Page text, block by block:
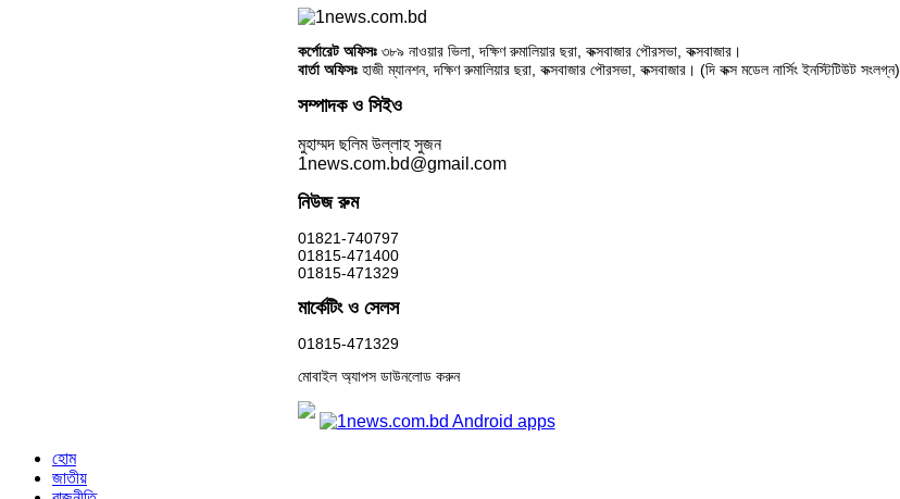
কর্পোরেট অফিসঃ৩৮৯ নাওয়ার ভিলা, দক্ষিণ রুমালিয়ার ছরা, কক্সবাজার পৌরসভা, কক্সবাজার।
বার্তা অফিসঃ হাজী ম্যানশন, দক্ষিণ রুমালিয়ার ছরা, কক্সবাজার পৌরসভা, কক্সবাজার। (দি কক্স মডেল নার্সিং ইনস্টিটিউট সংলগ্ন)
সম্পাদক ও সিইও
মুহাম্মদ ছলিম উল্লাহ সুজন
1news.com.bd@gmail.com
নিউজ রুম
01821-740797
01815-471400
01815-471329
মার্কেটিং ও সেলস
01815-471329
মোবাইল অ্যাপস ডাউনলোড করুন
হোম
জাতীয়